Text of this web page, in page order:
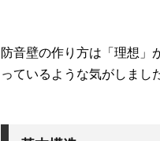
防音壁の作り方は「理想」
っているような気がしまし